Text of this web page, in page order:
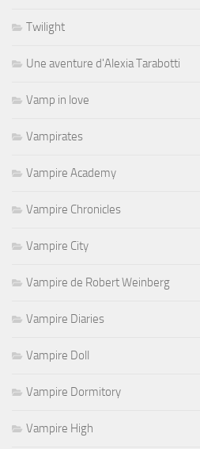
Twilight
Une aventure d'Alexia Tarabotti
Vamp in love
Vampirates
Vampire Academy
Vampire Chronicles
Vampire City
Vampire de Robert Weinberg
Vampire Diaries
Vampire Doll
Vampire Dormitory
Vampire High